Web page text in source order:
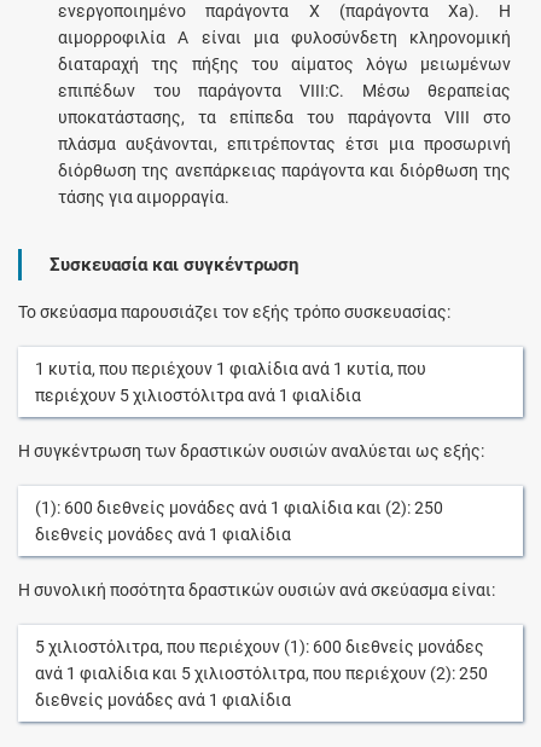
ενεργοποιημένο παράγοντα X (παράγοντα Xa). Η
αιμορροφιλία A είναι μια φυλοσύνδετη κληρονομική
διαταραχή της πήξης του αίματος λόγω μειωμένων
επιπέδων του παράγοντα VIII:C. Μέσω θεραπείας
υποκατάστασης, τα επίπεδα του παράγοντα VIII στο
πλάσμα αυξάνονται, επιτρέποντας έτσι μια προσωρινή
διόρθωση της ανεπάρκειας παράγοντα και διόρθωση της
τάσης για αιμορραγία.
Συσκευασία και συγκέντρωση
Το σκεύασμα παρουσιάζει τον εξής τρόπο συσκευασίας:
1 κυτία, που περιέχουν 1 φιαλίδιαανά 1 κυτία, που
περιέχουν 5χιλιοστόλιτραανά 1 φιαλίδια
Η συγκέντρωση των δραστικών ουσιών αναλύεται ως εξής:
(1): 600 διεθνείς μονάδες ανά 1 φιαλίδια και (2):250
διεθνείς μονάδες ανά 1 φιαλίδια
Η συνολική ποσότητα δραστικών ουσιών ανά σκεύασμα είναι:
5χιλιοστόλιτρα, που περιέχουν (1): 600 διεθνείς μονάδες
ανά 1 φιαλίδια και 5χιλιοστόλιτρα, που περιέχουν (2):250
διεθνείς μονάδες ανά 1 φιαλίδια